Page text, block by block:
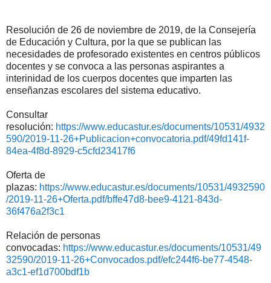
Resolución de 26 de noviembre de 2019, de la Consejería
de Educación y Cultura, por la que se publican las
necesidades de profesorado existentes en centros públicos
docentes y se convoca a las personas aspirantes a
interinidad de los cuerpos docentes que imparten las
enseñanzas escolares del sistema educativo.
Consultar
resolución: https://www.educastur.es/documents/10531/4932
590/2019-11-26+Publicacion+convocatoria.pdf/49fd141f-
84ea-4f8d-8929-c5cfd23417f6
Oferta de
plazas: https://www.educastur.es/documents/10531/4932590
/2019-11-26+Oferta.pdf/bffe47d8-bee9-4121-843d-
36f476a2f3c1
Relación de personas
convocadas: https://www.educastur.es/documents/10531/49
32590/2019-11-26+Convocados.pdf/efc244f6-be77-4548-
a3c1-ef1d700bdf1b